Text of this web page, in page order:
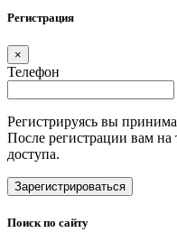
Регистрация
×
Телефон
Регистрируясь вы
После регистрации вам на
доступа.
Зарегистрироваться
Поиск по сайту